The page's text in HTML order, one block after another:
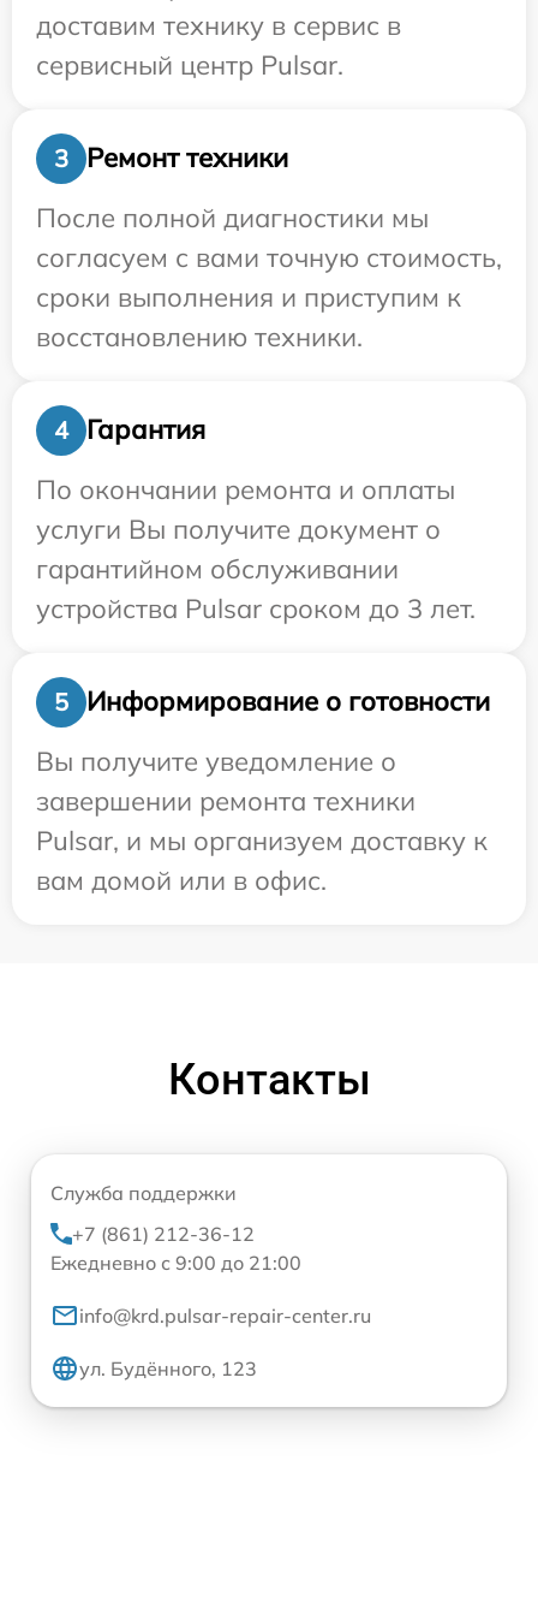
доставим технику в сервис в
сервисный центр Pulsar.
3
Ремонт техники
После полной диагностики мы
согласуем с вами точную стоимость,
сроки выполнения и приступим к
восстановлению техники.
4
Гарантия
По окончании ремонта и оплаты
услуги Вы получите документ о
гарантийном обслуживании
устройства Pulsar сроком до 3 лет.
5
Информирование о готовности
Вы получите уведомление о
завершении ремонта техники
Pulsar, и мы организуем доставку к
вам домой или в офис.
Контакты
Служба поддержки
+7 (861) 212-36-12
Ежедневно с 9:00 до 21:00
info@krd.pulsar-repair-center.ru
ул. Будённого, 123